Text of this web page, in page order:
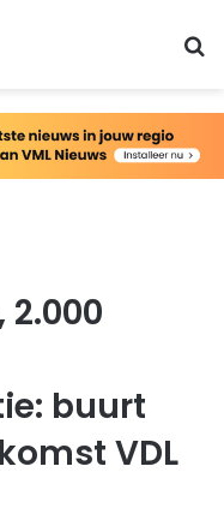
buurt
VDL